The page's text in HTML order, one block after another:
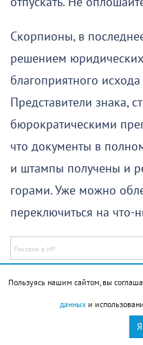
Скорпионы, в
решением юридических
благоприятного
Представители знака,
бюрократическими
что документы в
и штампы получены и
горами. Уже можно
переключиться на что-
Не исключены
Самые заманчивые из
кто уже некоторое
рассмотреть
Пользуясь нашим сайтом, вы
данныхи